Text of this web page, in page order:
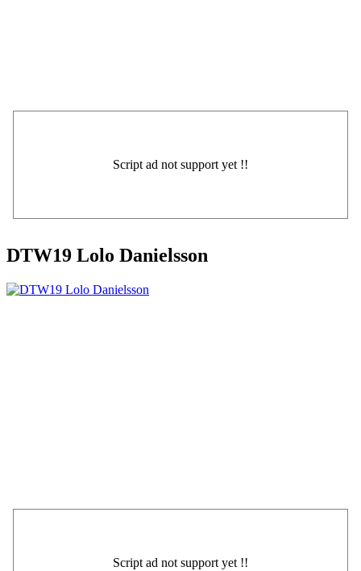
DTW19 Lolo Danielsson